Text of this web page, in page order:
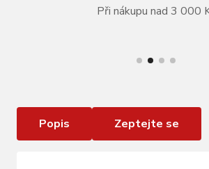
Při nákupu nad 3 000
Popis Zeptejte se